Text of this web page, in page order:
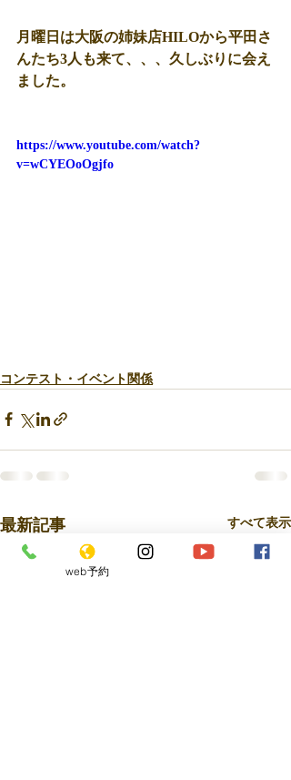
月曜日は大阪の姉妹店HILOから平田さ
んたち3人も来て、、、久しぶりに会え
ました。
https://www.youtube.com/watch?
v=wCYEOoOgjfo
コンテスト・イベント関係
最新記事 すべて表示
web予約